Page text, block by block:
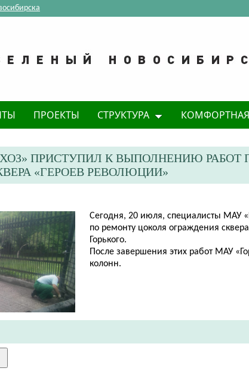
ПРОЕКТЫ СТРУКТУРА КОМФОРТНАЯ
ПРИСТУПИЛ К ВЫПОЛНЕНИЮ РАБОТ
«ГЕРОЕВ РЕВОЛЮЦИИ»
​Сегодня, 20 июля, специалисты МАУ
по ремонту цоколя ограждения
Горького.
После завершения этих работ МАУ
колонн.